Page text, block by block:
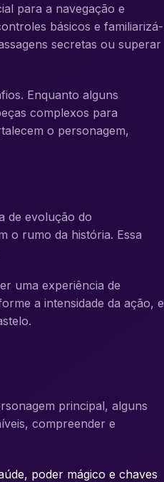
para a navegação e
básicos e familiarizá-
secretas ou superar
Enquanto alguns
complexos para
o personagem,
de evolução do
o rumo da história. Essa
uma experiência de
a intensidade da ação, e
principal, alguns
compreender e
poder mágico e chaves